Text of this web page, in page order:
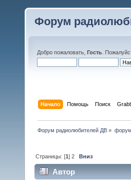
Форум
Добро пожаловать, Гость .
Начало Помощь Поиск
Форум радиолюбителей ДВ » форум
Страницы: [1]2 Вниз
Автор